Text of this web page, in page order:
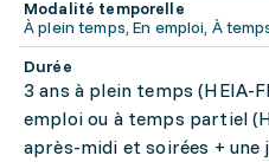
Modalité temporelle
À plein temps, En emploi, À
Durée
3 ans à plein temps (HEIA-
emploi ou à temps partiel
après-midi et soirées +